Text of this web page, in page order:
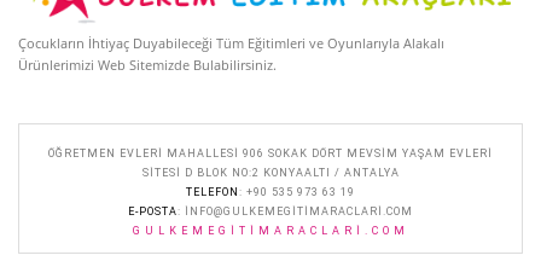
Çocukların İhtiyaç Duyabileceği Tüm Eğitimleri ve Oyunlarıyla Alakalı
Ürünlerimizi Web Sitemizde Bulabilirsiniz.
ÖĞRETMEN EVLERI MAHALLESI 906 SOKAK DÖRT MEVSIM YAŞAM EVLERI
SITESI D BLOK NO:2 KONYAALTI / ANTALYA
TELEFON : +90 535 973 63 19
E-POSTA:
INFO@GULKEMEGITIMARACLARI.COM
GULKEMEGITIMARACLARI.COM